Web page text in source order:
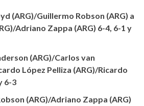
Guillermo Robson (ARG) a
Adriano Zappa (ARG) 6-4, 6-1 y
(ARG)/Carlos van
López Pelliza (ARG)/Ricardo
6-3
(ARG)/Adriano Zappa (ARG)